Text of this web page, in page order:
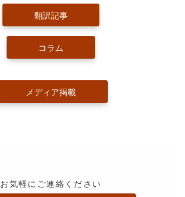
翻訳記事
コラム
メディア掲載
お気軽にご連絡ください